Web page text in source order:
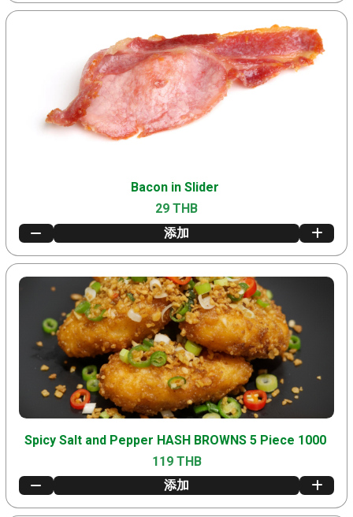
Bacon in Slider
29 THB
添加
Spicy Salt and Pepper HASH BROWNS 5 Piece 1000
119 THB
添加